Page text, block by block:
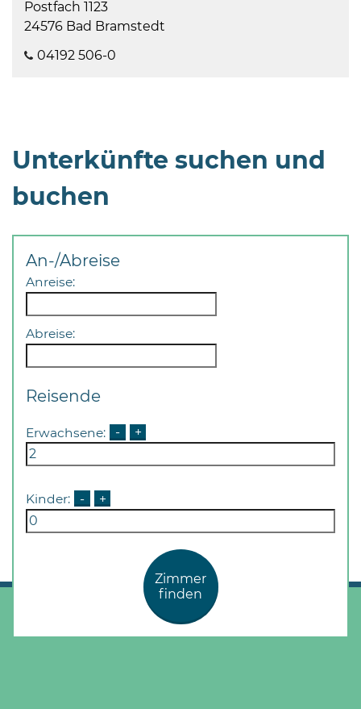
Postfach 1123
24576 Bad Bramstedt
04192 506-0
Unterkünfte suchen und
buchen
An-/Abreise
Anreise:
Abreise:
Reisende
Erwachsene: - +
Kinder: - +
Zimmer
finden